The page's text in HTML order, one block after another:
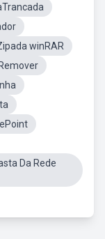
winRAR
Da Rede